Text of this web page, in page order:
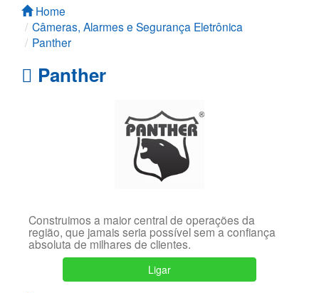
Home
Câmeras, Alarmes e Segurança Eletrônica
Panther
Panther
Construimos a maior central de operações da
região, que jamais seria possível sem a confiança
absoluta de milhares de clientes.
Ligar